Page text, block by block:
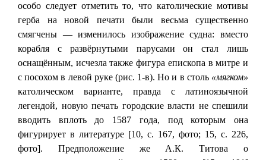
особо следует отметить то, что католические мотивы
герба на новой печати были весьма существенно
смягчены — изменилось изображение судна: вместо
корабля с развёрнутыми парусами он стал лишь
оснащённым, исчезла также фигура епископа в митре и
с посохом в левой руке (рис. 1-в). Но и в столь «мягком»
католическом варианте, правда с латиноязычной
легендой, новую печать городские власти не спешили
вводить вплоть до 1587 года, под которым она
фигурирует в литературе [10, с. 167, фото; 15, с. 226,
фото]. Предположение же А.К. Титова о